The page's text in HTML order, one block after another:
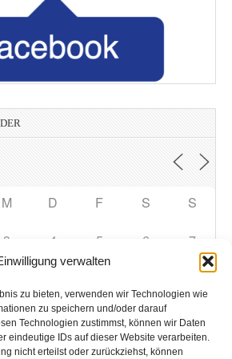
verwalten
zu bieten, verwenden wir Technologien wie
zu speichern und/oder darauf
Technologien zustimmst, können wir Daten
eindeutige IDs auf dieser Website verarbeiten.
nicht erteilst oder zurückziehst, können
M D F S S
3 4 5 6 7
10 11 12 13
17 18 19 20 21